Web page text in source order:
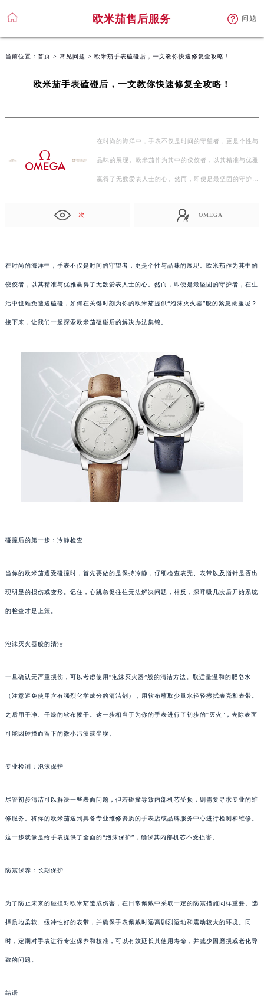
欧米茄售后服务 问题
当前位置： 首页 > 常见问题 > 欧米茄手表磕碰后，一文教你快速修复全攻略！
欧米茄手表磕碰后，一文教你快速修复全攻略！
在时尚的海洋中，手表不仅是时间的守望者，更是个性与
品味的展现。欧米茄作为其中的佼佼者，以其精准与优雅
赢得了无数爱表人士的心。然而，即便是最坚固的守护
次 OMEGA
在时尚的海洋中，手表不仅是时间的守望者，更是个性与品味的展现。欧米茄作为其中的
佼佼者，以其精准与优雅赢得了无数爱表人士的心。然而，即便是最坚固的守护者，在生
活中也难免遭遇磕碰，如何在关键时刻为你的欧米茄提供“泡沫灭火器”般的紧急救援呢？
接下来，让我们一起探索欧米茄磕碰后的解决办法集锦。
碰撞后的第一步：冷静检查
当你的欧米茄遭受碰撞时，首先要做的是保持冷静，仔细检查表壳、表带以及指针是否出
现明显的损伤或变形。记住，心跳急促往往无法解决问题，相反，深呼吸几次后开始系统
的检查才是上策。
泡沫灭火器般的清洁
一旦确认无严重损伤，可以考虑使用“泡沫灭火器”般的清洁方法。取适量温和的肥皂水
（注意避免使用含有强烈化学成分的清洁剂），用软布蘸取少量水轻轻擦拭表壳和表带。
之后用干净、干燥的软布擦干。这一步相当于为你的手表进行了初步的“灭火”，去除表面
可能因碰撞而留下的微小污渍或尘埃。
专业检测：泡沫保护
尽管初步清洁可以解决一些表面问题，但若碰撞导致内部机芯受损，则需要寻求专业的维
修服务。将你的欧米茄送到具备专业维修资质的手表店或品牌服务中心进行检测和维修。
这一步就像是给手表提供了全面的“泡沫保护”，确保其内部机芯不受损害。
防震保养：长期保护
为了防止未来的碰撞对欧米茄造成伤害，在日常佩戴中采取一定的防震措施同样重要。选
择质地柔软、缓冲性好的表带，并确保手表佩戴时远离剧烈运动和震动较大的环境。同
时，定期对手表进行专业保养和校准，可以有效延长其使用寿命，并减少因磨损或老化导
致的问题。
结语